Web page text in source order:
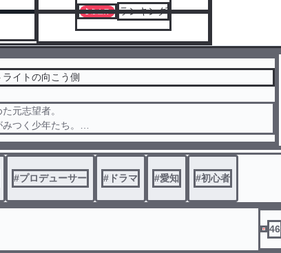
ランキング
ライトの向こう側
元志望者。
つく少年たち。
さな芸能事務所から始まった、
性アイドルプロジェクト。
のライブから、武道館、そしてバンテリンドームナゴヤへ――
、スポットライトを浴びる者たちと、その光を支えた一人のプ
#プロデューサー # ドラマ #愛知 #初心者
46